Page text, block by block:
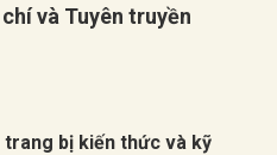
chí và Tuyên truyền
bị kiến thức và kỹ